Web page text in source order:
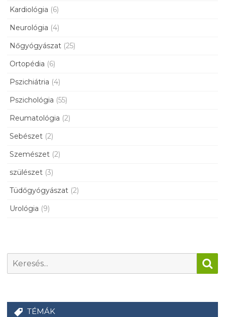
Kardiológia (6)
Neurológia (4)
Nőgyógyászat (25)
Ortopédia (6)
Pszichiátria (4)
Pszichológia (55)
Reumatológia (2)
Sebészet (2)
Szemészet (2)
szülészet (3)
Tüdőgyógyászat (2)
Urológia (9)
TÉMÁK